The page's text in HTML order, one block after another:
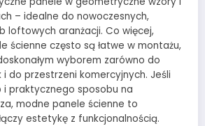
– idealne do nowoczesnych,
loftowych aranżacji. Co więcej,
ścienne często są łatwe w montażu,
wyborem zarówno do
i do przestrzeni komercyjnych. Jeśli
i praktycznego sposobu na
modne panele ścienne to
estetykę z funkcjonalnością.